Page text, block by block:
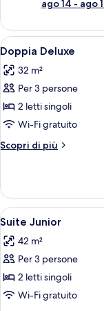
ago 14 - ago
Apri
tutte
le
foto
per
Doppia
Deluxe
6
Doppia Deluxe
32 m²
Per 3 persone
2 letti singoli
Wi-Fi gratuito
Scopri di più
Altri
Deluxe
Apri
tutte
le
foto
per
Suite
5
Suite Junior
42 m²
Per 3 persone
2 letti singoli
Wi-Fi gratuito